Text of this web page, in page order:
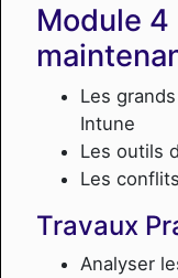
Les
Intune
Les outils
Les
Travaux
Analyser